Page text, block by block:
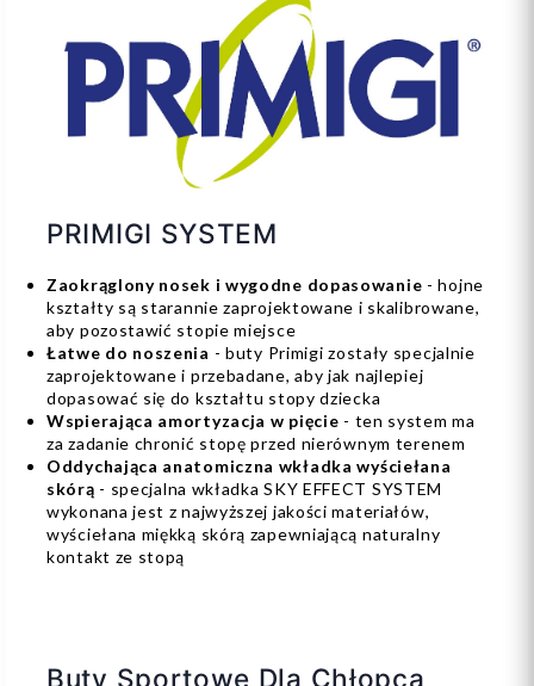
PRIMIGI SYSTEM
Zaokrąglony nosek i wygodne dopasowanie - hojne
kształty są starannie zaprojektowane i skalibrowane,
aby pozostawić stopie miejsce
Łatwe do noszenia - buty Primigi zostały specjalnie
zaprojektowane i przebadane, aby jak najlepiej
dopasować się do kształtu stopy dziecka
Wspierająca amortyzacja w pięcie - ten system ma
za zadanie chronić stopę przed nierównym terenem
Oddychająca anatomiczna wkładka wyściełana
skórą - specjalna wkładka SKY EFFECT SYSTEM
wykonana jest z najwyższej jakości materiałów,
wyściełana miękką skórą zapewniającą naturalny
kontakt ze stopą
Buty Sportowe Dla Chłopca